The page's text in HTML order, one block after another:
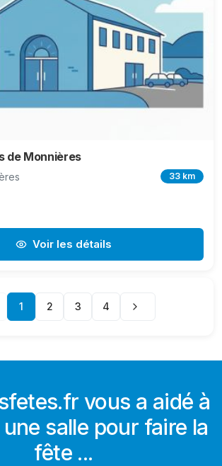
de Monnières
33 km
Voir les détails
1 2 3 4
vous a aidé à
salle pour faire la
fête ...